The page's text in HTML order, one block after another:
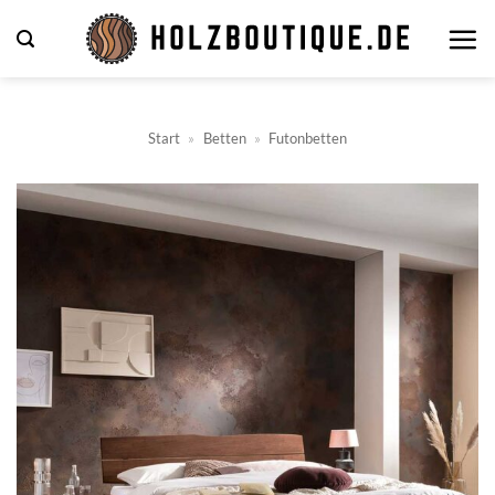
Inhalt
Start » Betten » Futonbetten